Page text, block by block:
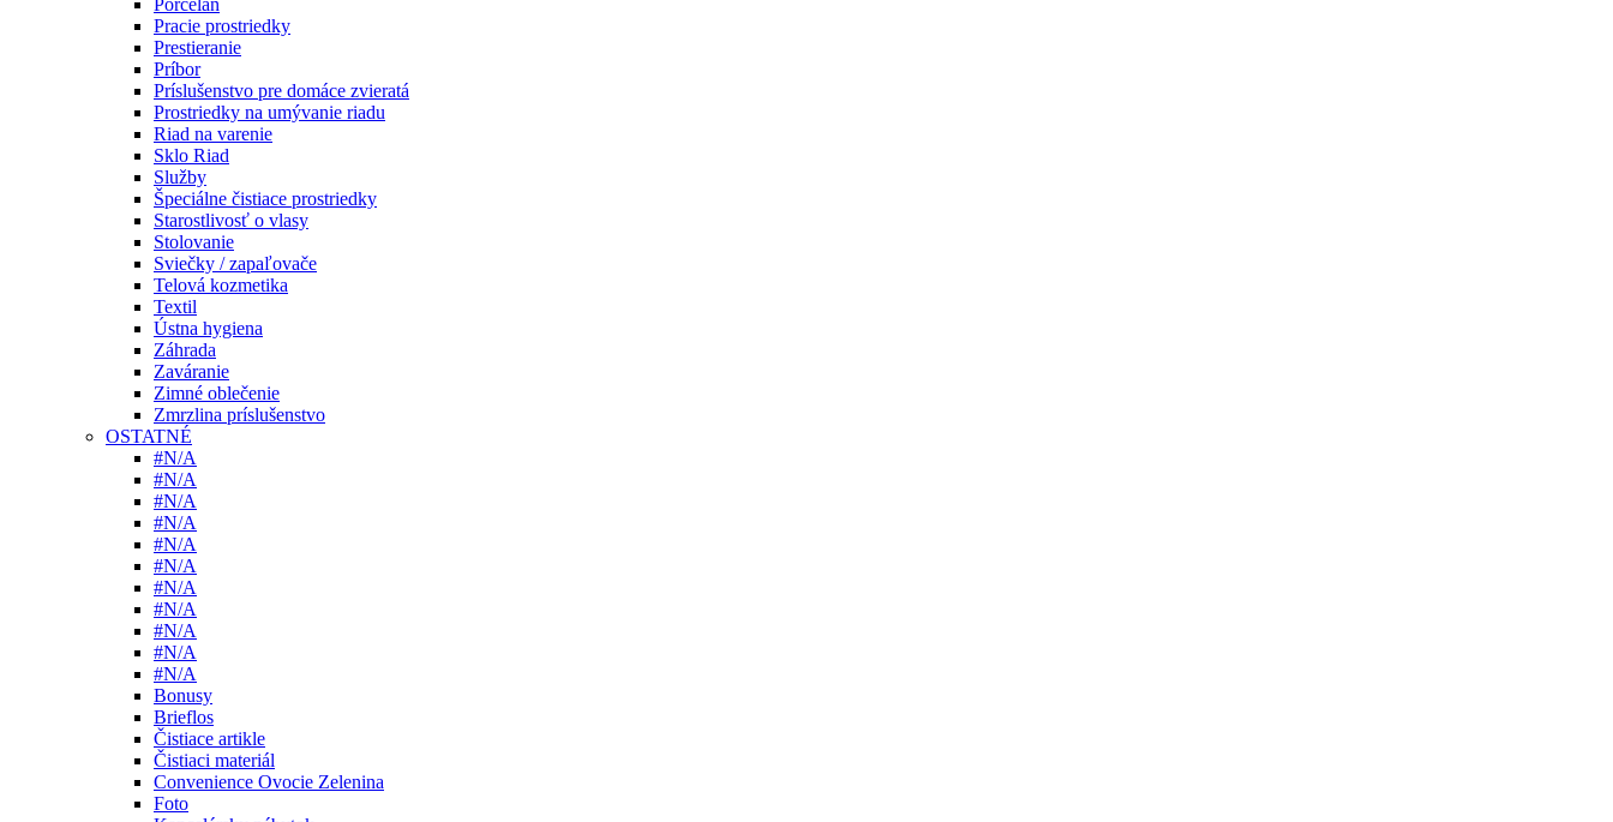
Pracie prostriedky
Prestieranie
Príbor
Príslušenstvo pre domáce zvieratá
Prostriedky na umývanie riadu
Riad na varenie
Sklo Riad
Služby
Špeciálne čistiace prostriedky
Starostlivosť o vlasy
Stolovanie
Sviečky / zapaľovače
Telová kozmetika
Textil
Ústna hygiena
Záhrada
Zaváranie
Zimné oblečenie
Zmrzlina príslušenstvo
OSTATNÉ
#N/A
#N/A
#N/A
#N/A
#N/A
#N/A
#N/A
#N/A
#N/A
#N/A
#N/A
Bonusy
Brieflos
Čistiace artikle
Čistiaci materiál
Convenience Ovocie Zelenina
Foto